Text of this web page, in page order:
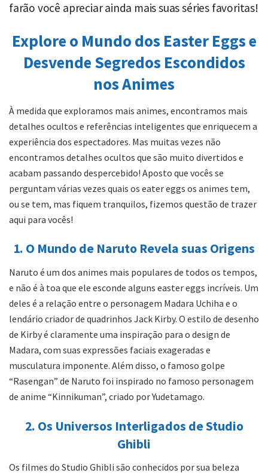
farão você apreciar ainda mais suas séries favoritas!
Explore o Mundo dos Easter Eggs e
Desvende Segredos Escondidos
nos Animes
À medida que exploramos mais animes, encontramos mais
detalhes ocultos e referências inteligentes que enriquecem a
experiência dos espectadores. Mas muitas vezes não
encontramos detalhes ocultos que são muito divertidos e
acabam passando despercebido! Aposto que vocês se
perguntam várias vezes quais os eater eggs os animes tem,
ou se tem, mas fiquem tranquilos, fizemos questão de trazer
aqui para vocês!
1. O Mundo de Naruto Revela suas Origens
Naruto é um dos animes mais populares de todos os tempos,
e não é à toa que ele esconde alguns easter eggs incríveis. Um
deles é a relação entre o personagem Madara Uchiha e o
lendário criador de quadrinhos Jack Kirby. O estilo de desenho
de Kirby é claramente uma inspiração para o design de
Madara, com suas expressões faciais exageradas e
musculatura imponente. Além disso, o famoso golpe
“Rasengan” de Naruto foi inspirado no famoso personagem
de anime “Kinnikuman”, criado por Yudetamago.
2. Os Universos Interligados de Studio
Ghibli
Os filmes do Studio Ghibli são conhecidos por sua beleza